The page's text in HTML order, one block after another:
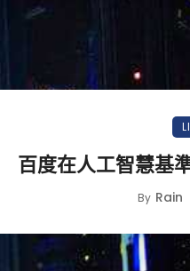
百度在人工智慧基
By Rain
小
過